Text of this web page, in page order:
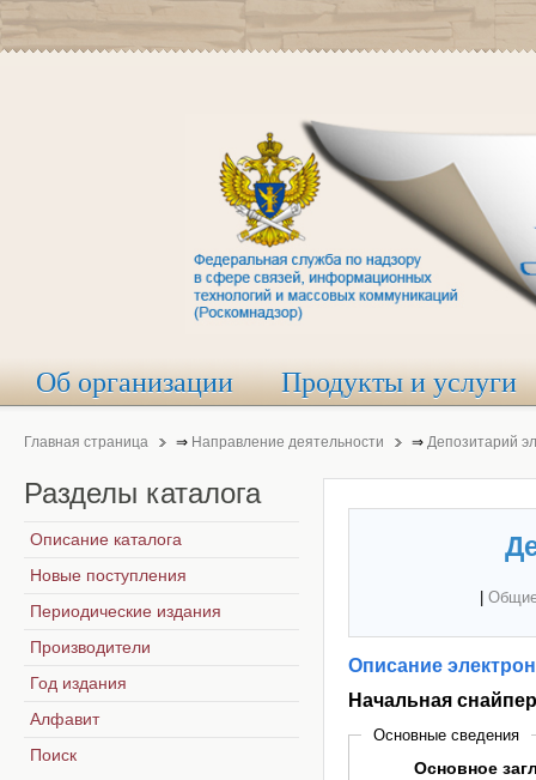
Об организации Продукты и услуги
Главная страница ⇒ Направление деятельности ⇒ Депозитарий
Описание
Начальная
Основные сведения
Основное
Разделы каталога
Описание каталога
Новые поступления
Периодические издания
Производители
Год издания
Алфавит
Поиск